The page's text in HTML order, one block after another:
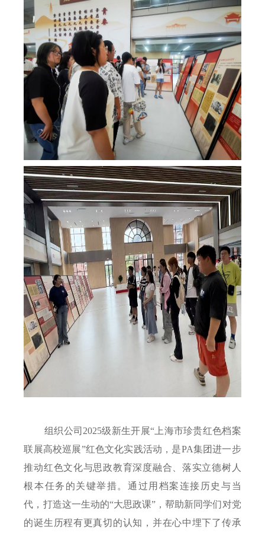
组织公司 2025级新生开展“上海市珍贵红色档案
联展高校巡展”红色文化实践活动，是PA集团进一步
推动红色文化与思政教育深度融合、落实立德树人
根本任务的关键举措。通过用档案连接历史与当
代，打造这一生动的“大思政课”，帮助新同学们对党
的诞生历程有更真切的认知，并在心中埋下了传承